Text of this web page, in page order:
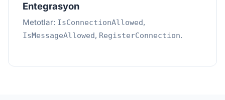
Entegrasyon
Metotlar: IsConnectionAllowed,
IsMessageAllowed, RegisterConnection.